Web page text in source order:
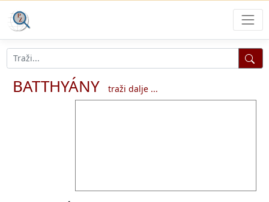
BATTHYÁNY traži dalje ...